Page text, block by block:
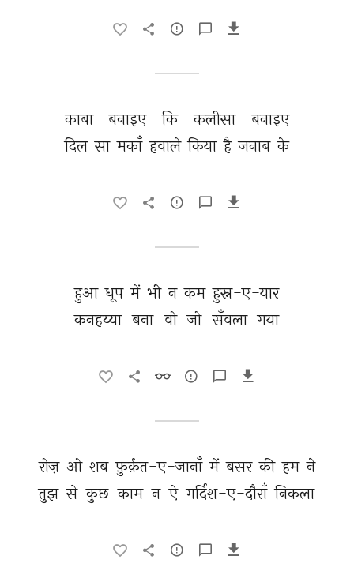
काबा बनाइए कि कलीसा
बनाइए
दिल सा मकाँ हवाले किया है जनाब के
हुआ धूप में भी न कम हुस्न-ए-यार
कनहय्या बना वो जो सँवला गया
रोज़ ओ शब फ़ुर्क़त-ए-जानाँ में बसर की हम ने
तुझ से कुछ काम न ऐ गर्दिश-ए-दौराँ निकला